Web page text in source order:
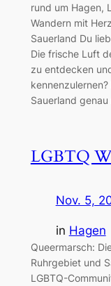
rund um Hagen,
Wandern mit
Sauerland Du
Die frische Luft
zu entdecken
Sauerland
LGBTQ
Nov. 5,
in Hagen
Queermarsch:
Ruhrgebiet und
LGBTQ-